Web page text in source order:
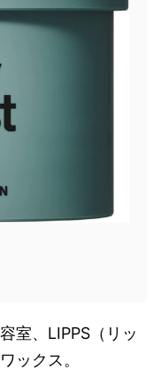
室、LIPPS（リッ
ックス。